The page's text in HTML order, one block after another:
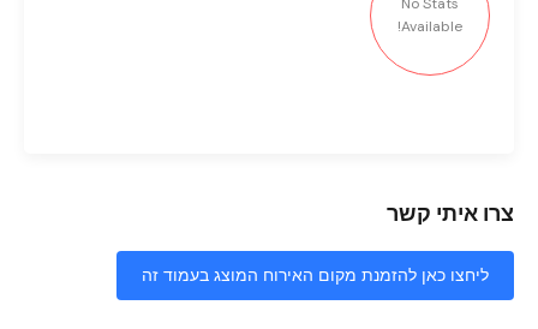
No Stats
Available!
צרו איתי קשר
ליחצו כאן להזמנת מקום האירוח המוצג בעמוד זה